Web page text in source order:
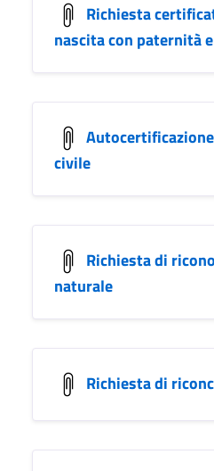
Richiesta
nascita con paternità
civile
Richiesta di
naturale
Richiesta di